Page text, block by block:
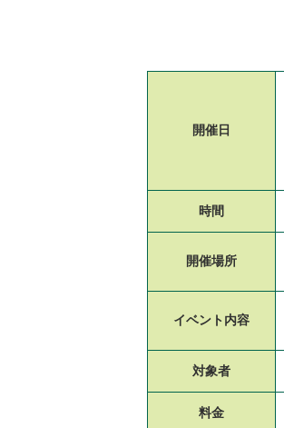
開催日
時間
開催場所
イベント 内容
対象者
料金